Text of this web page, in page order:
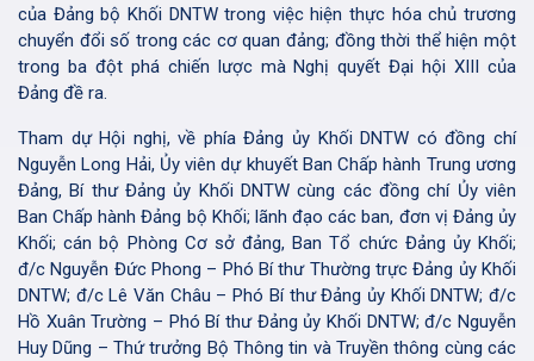
của Đảng bộ Khối DNTW trong việc hiện thực hóa chủ trương
chuyển đổi số trong các cơ quan đảng; đồng thời thể hiện một
trong ba đột phá chiến lược mà Nghị quyết Đại hội XIII của
Đảng đề ra.
Tham dự Hội nghị, về phía Đảng ủy Khối DNTW có đồng chí
Nguyễn Long Hải, Ủy viên dự khuyết Ban Chấp hành Trung ương
Đảng, Bí thư Đảng ủy Khối DNTW cùng các đồng chí Ủy viên
Ban Chấp hành Đảng bộ Khối; lãnh đạo các ban, đơn vị Đảng ủy
Khối; cán bộ Phòng Cơ sở đảng, Ban Tổ chức Đảng ủy Khối;
đ/c Nguyễn Đức Phong – Phó Bí thư Thường trực Đảng ủy Khối
DNTW; đ/c Lê Văn Châu – Phó Bí thư Đảng ủy Khối DNTW; đ/c
Hồ Xuân Trường – Phó Bí thư Đảng ủy Khối DNTW; đ/c Nguyễn
Huy Dũng – Thứ trưởng Bộ Thông tin và Truyền thông cùng các